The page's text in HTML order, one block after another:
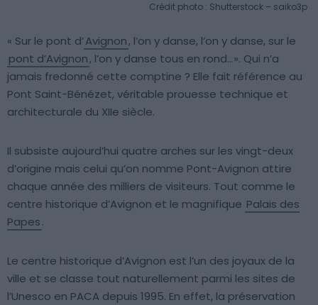
Crédit photo : Shutterstock – saiko3p
« Sur le pont d’Avignon, l’on y danse, l’on y danse, sur le
pont d’Avignon, l’on y danse tous en rond…». Qui n’a
jamais fredonné cette comptine ? Elle fait référence au
Pont Saint-Bénézet, véritable prouesse technique et
architecturale du XIIe siècle.
Il subsiste aujourd’hui quatre arches sur les vingt-deux
d’origine mais celui qu’on nomme Pont-Avignon attire
chaque année des milliers de visiteurs. Tout comme le
centre historique d’Avignon et le magnifique Palais des
Papes.
Le centre historique d’Avignon est l’un des joyaux de la
ville et se classe tout naturellement parmi les sites de
l’Unesco en PACA depuis 1995. En effet, la préservation